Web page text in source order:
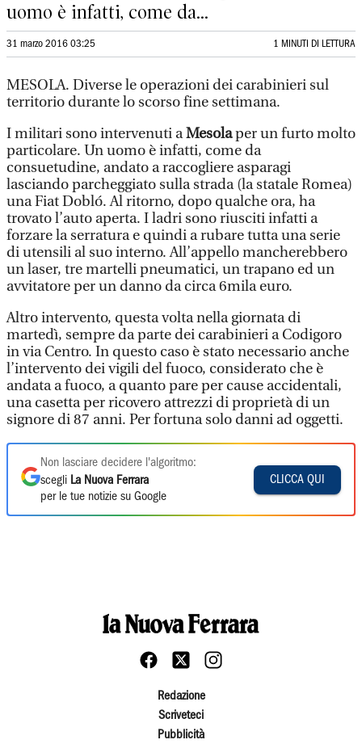
uomo è infatti, come da...
31 marzo 2016 03:25 1 MINUTI DI LETTURA
MESOLA. Diverse le operazioni dei carabinieri sul
territorio durante lo scorso fine settimana.
I militari sono intervenuti aMesolaper un furto molto
particolare. Un uomo è infatti, come da
consuetudine, andato a raccogliere asparagi
lasciando parcheggiato sulla strada (la statale Romea)
una Fiat Dobló. Al ritorno, dopo qualche ora, ha
trovato l’auto aperta. I ladri sono riusciti infatti a
forzare la serratura e quindi a rubare tutta una serie
di utensili al suo interno. All’appello mancherebbero
un laser, tre martelli pneumatici, un trapano ed un
avvitatore per un danno da circa 6mila euro.
Altro intervento, questa volta nella giornata di
martedì, sempre da parte dei carabinieri a Codigoro
in via Centro. In questo caso è stato necessario anche
l’intervento dei vigili del fuoco, considerato che è
andata a fuoco, a quanto pare per cause accidentali,
una casetta per ricovero attrezzi di proprietà di un
signore di 87 anni. Per fortuna solo danni ad oggetti.
Non lasciare decidere l'algoritmo:
scegli La Nuova Ferrara
per le tue notizie su Google
CLICCA QUI
Redazione
Scriveteci
Pubblicità